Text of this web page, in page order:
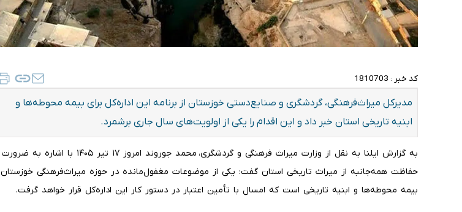
کد خبر : 1810703
مدیرکل میراث‌فرهنگی، گردشگری و صنایع‌دستی خوزستان از برنامه این اداره‌کل برای بیمه محوطه‌ها و
ابنیه تاریخی استان خبر داد و این اقدام را یکی از اولویت‌های سال جاری برشمرد.
به‌ گزارش ایلنا به نقل از وزارت میراث فرهنگی و گردشگری، محمد جوروند امروز ۱۷ تیر ۱۴۰۵ با اشاره به ضرورت
حفاظت همه‌جانبه از میراث تاریخی استان گفت: یکی از موضوعات مغفول‌مانده در حوزه میراث‌فرهنگی خوزستان
بیمه محوطه‌ها و ابنیه تاریخی است که امسال با تأمین اعتبار در دستور کار این اداره‌کل قرار خواهد گرفت.